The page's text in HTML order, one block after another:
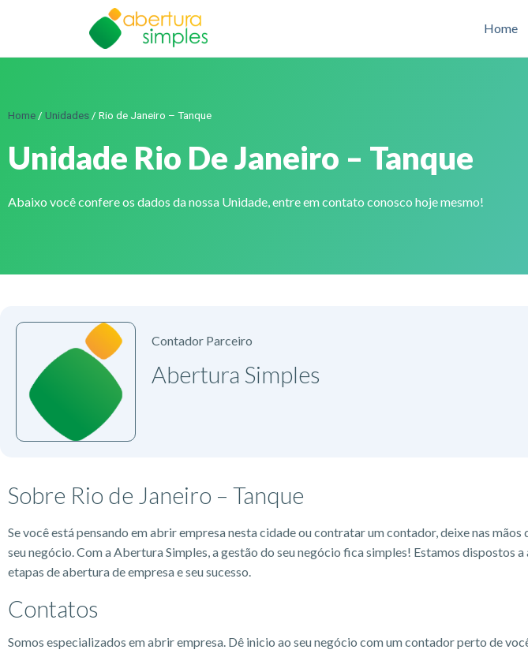
Home
Home / Unidades / Rio de Janeiro – Tanque
Unidade Rio De Janeiro – Tanque
Abaixo você confere os dados da nossa Unidade, entre em contato conosco hoje mesmo!
Contador Parceiro
Abertura Simples
Sobre Rio de Janeiro – Tanque
Se você está pensando em abrir empresa nesta cidade ou contratar um contador, deixe nas mãos
seu negócio. Com a Abertura Simples, a gestão do seu negócio fica simples! Estamos dispostos a
etapas de abertura de empresa e seu sucesso.
Contatos
Somos especializados em abrir empresa. Dê inicio ao seu negócio com um contador perto de